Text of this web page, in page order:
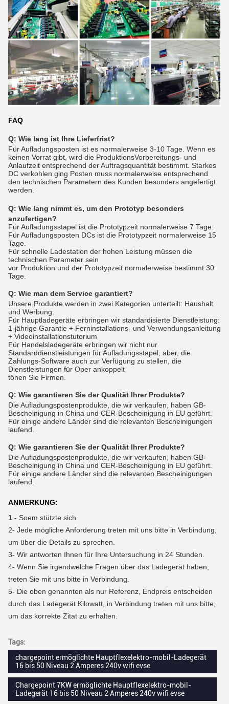
FAQ
Q: Wie lang ist Ihre Lieferfrist?
Für Aufladungsposten ist es normalerweise 3-10 Tage. Wenn es
keinen Vorrat gibt, wird die ProduktionsVorbereitungs- und
Anlaufzeit entsprechend der Auftragsquantität bestimmt. Starkes
DC verkohlen ging Posten muss normalerweise entsprechend
den technischen Parametern des Kunden besonders angefertigt
werden.
Q: Wie lang nimmt es, um den Prototyp besonders
anzufertigen?
Für Aufladungsstapel ist die Prototypzeit normalerweise 7 Tage.
Für Aufladungsposten DCs ist die Prototypzeit normalerweise 15
Tage.
Für schnelle Ladestation der hohen Leistung müssen die
technischen Parameter sein
vor Produktion und der Prototypzeit normalerweise bestimmt 30
Tage.
Q: Wie man dem Service garantiert?
Unsere Produkte werden in zwei Kategorien unterteilt: Haushalt
und Werbung.
Für Hauptladegeräte erbringen wir standardisierte Dienstleistung:
1-jährige Garantie + Ferninstallations- und Verwendungsanleitung
+ Videoinstallationstutorium
Für Handelsladegeräte erbringen wir nicht nur
Standarddienstleistungen für Aufladungsstapel, aber, die
Zahlungs-Software auch zur Verfügung zu stellen, die
Dienstleistungen für Oper ankoppelt
tönen Sie Firmen.
Q: Wie garantieren Sie der Qualität Ihrer Produkte?
Die Aufladungspostenprodukte, die wir verkaufen, haben GB-
Bescheinigung in China und CER-Bescheinigung in EU geführt.
Für einige andere Länder sind die relevanten Bescheinigungen
laufend.
Q: Wie garantieren Sie der Qualität Ihrer Produkte?
Die Aufladungspostenprodukte, die wir verkaufen, haben GB-
Bescheinigung in China und CER-Bescheinigung in EU geführt.
Für einige andere Länder sind die relevanten Bescheinigungen
laufend.
ANMERKUNG:
1 - Soem stützte sich.
2- Jede mögliche Anforderung treten mit uns bitte in Verbindung,
um über die Details zu sprechen.
3- Wir antworten Ihnen für Ihre Untersuchung in 24 Stunden.
4- Wenn Sie irgendwelche Fragen über das Ladegerät haben,
treten Sie mit uns bitte in Verbindung.
5- Die oben genannten als nur Referenz, Endpreis entscheiden
durch das Ladegerät Kilowatt, in Verbindung treten mit uns bitte,
um das korrekte Zitat zu erhalten.
Tags:
chargepoint ermöglichte Hauptflexelektro-mobil-Ladegerät
16 bis 50 Niveau 2 Amperes 240v wifi evse
Chargepoint 7KW ermöglichte Hauptflexelektro-mobil-
Ladegerät 16 bis 50 Niveau 2 Amperes 240v wifi evse